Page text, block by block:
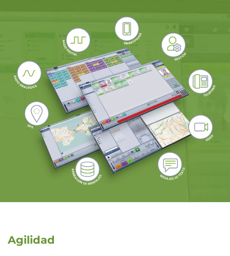
Agilidad